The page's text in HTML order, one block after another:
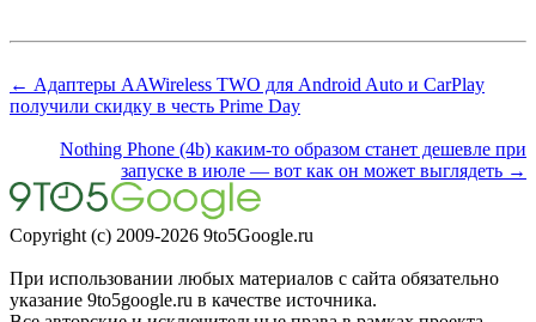
← Адаптеры AAWireless TWO для Android Auto и CarPlay
получили скидку в честь Prime Day
Nothing Phone (4b) каким-то образом станет дешевле при
запуске в июле — вот как он может выглядеть →
Copyright (c) 2009-2026 9to5Google.ru
При использовании любых материалов с сайта обязательно
указание 9to5google.ru в качестве источника.